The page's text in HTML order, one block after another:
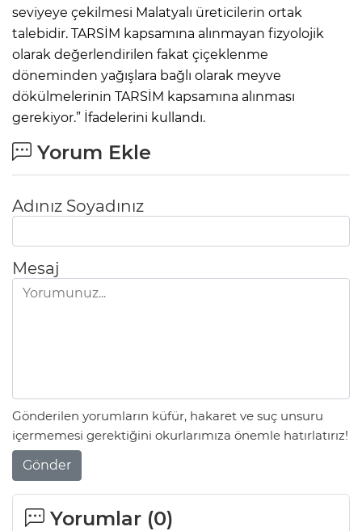
seviyeye çekilmesi Malatyalı üreticilerin ortak
talebidir. TARSİM kapsamına alınmayan fizyolojik
olarak değerlendirilen fakat çiçeklenme
döneminden yağışlara bağlı olarak meyve
dökülmelerinin TARSİM kapsamına alınması
gerekiyor.” İfadelerini kullandı.
Yorum Ekle
Adınız Soyadınız
Mesaj
Gönderilen yorumların küfür, hakaret ve suç unsuru
içermemesi gerektiğini okurlarımıza önemle hatırlatırız!
Gönder
Yorumlar (0)